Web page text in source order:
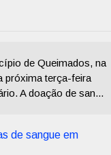
de Queimados, na
próxima terça-feira
A doação de san...
de sangue em